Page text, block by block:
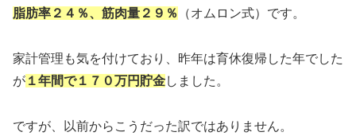
脂肪率２４％、筋肉量２９％ （オムロン式）です。
家計管理も気を付けており、昨年は育休復帰した年でした
が １年間で１７０万円貯金しました。
ですが、以前からこうだった訳ではありません。